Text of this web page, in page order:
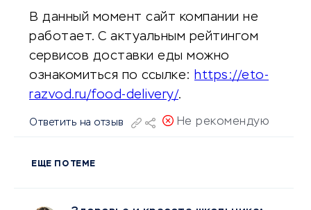
В данный момент сайт компании не
работает. С актуальным рейтингом
сервисов доставки еды можно
ознакомиться по ссылке: https://eto-
razvod.ru/food-delivery/.
Ответить на отзыв Не рекомендую
ЕЩЕ ПО ТЕМЕ